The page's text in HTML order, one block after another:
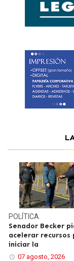
POLÍTICA
Senador Becker
acelerar recursos
iniciar la
07 agosto, 2026